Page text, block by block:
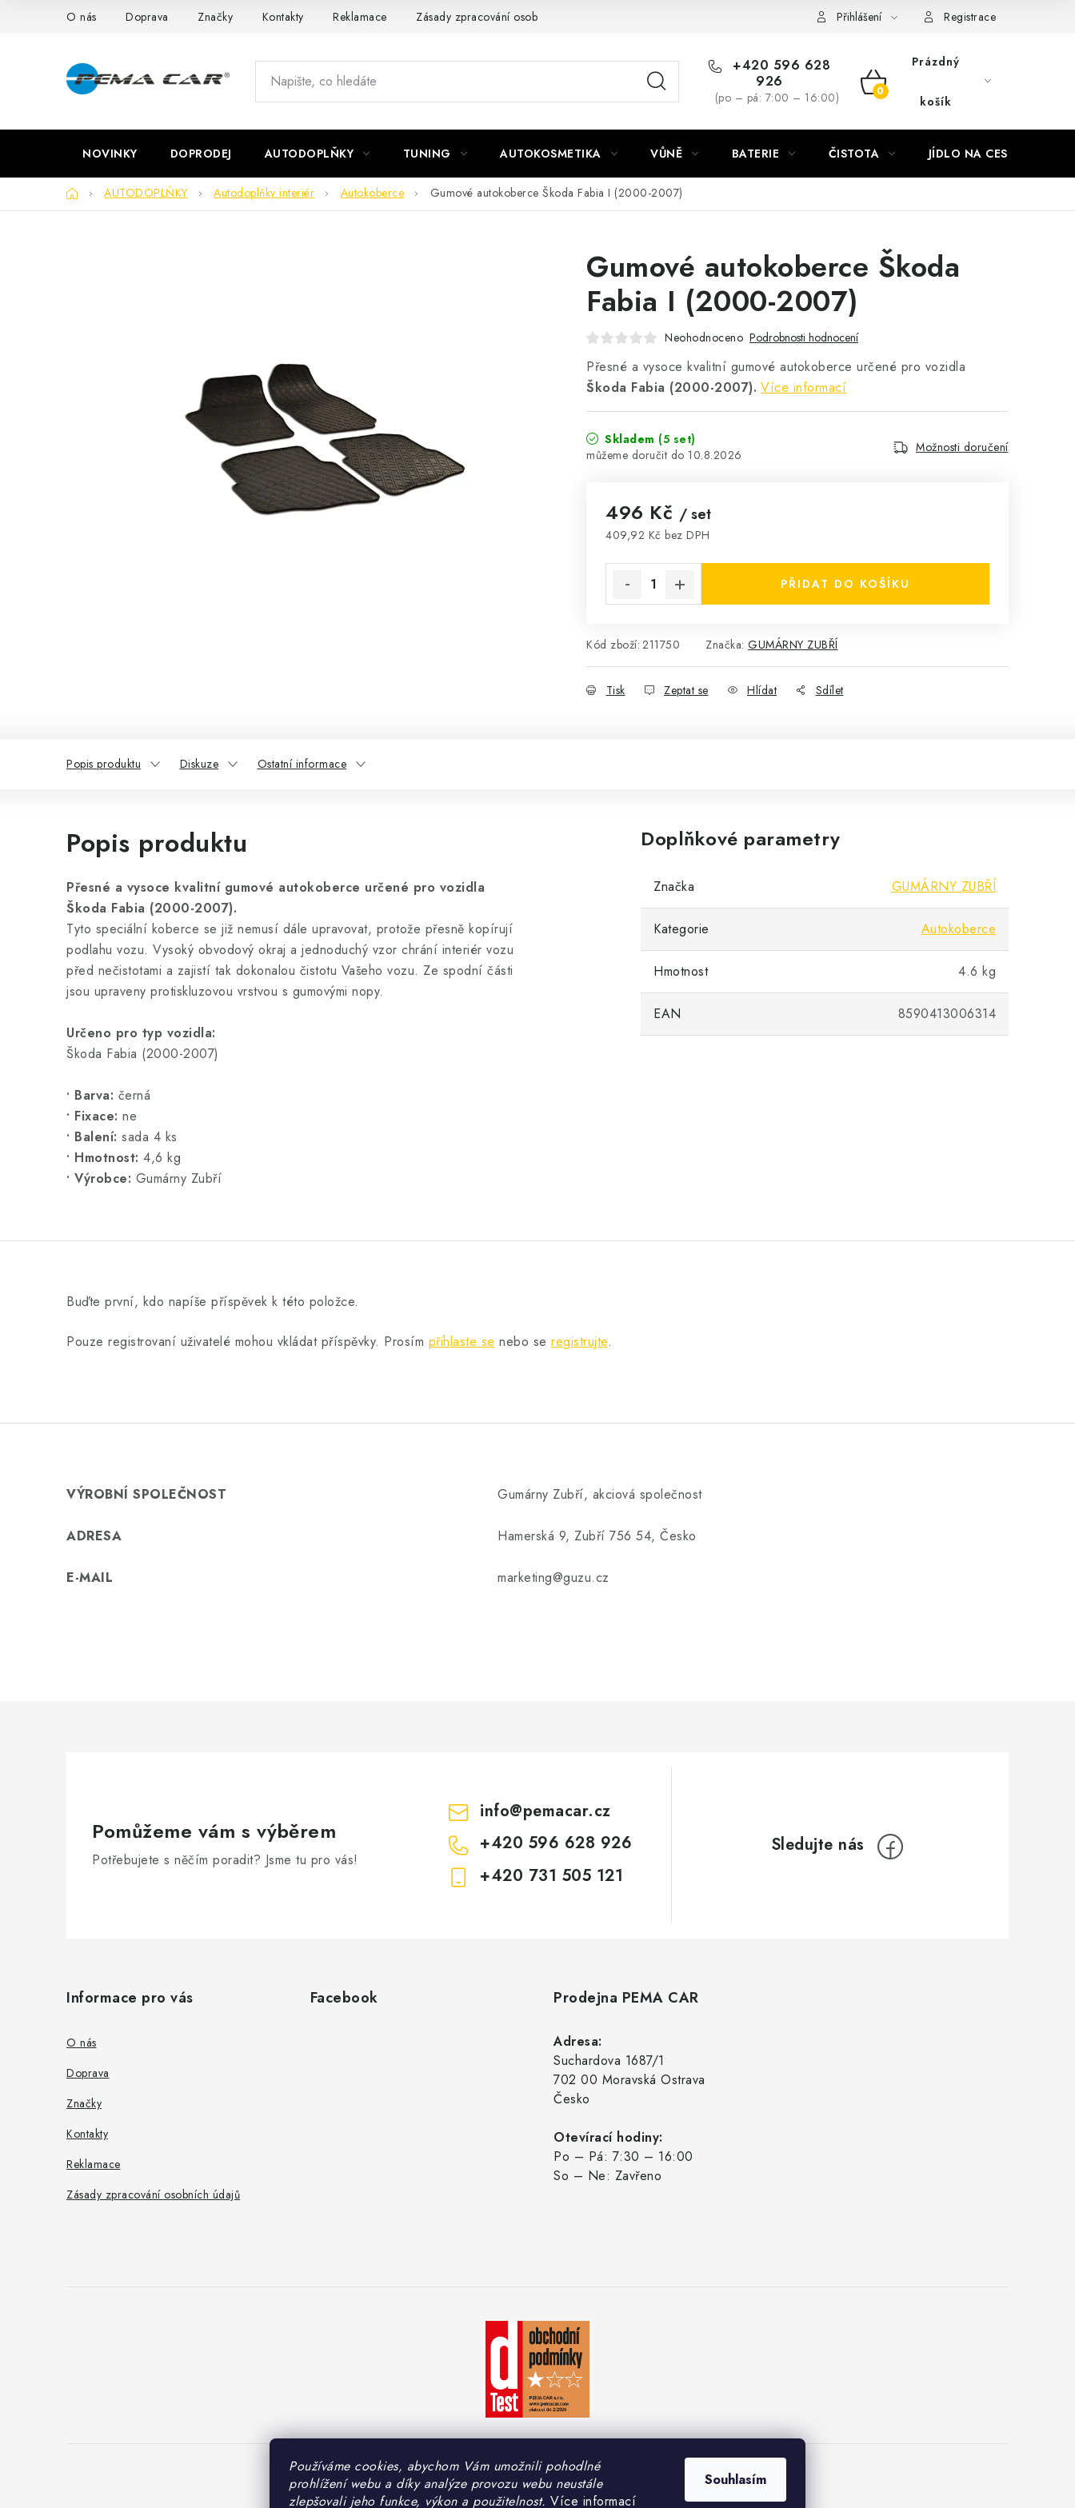
Používáme cookies, abychom Vám umožnili pohodlné
prohlížení webu a díky analýze provozu webu neustále
zlepšovali jeho funkce, výkon a použitelnost. Více informací
Souhlasím
O nás Doprava Značky Kontakty Reklamace Zásady zpracování osobních údajů Přihlášení Registrace
+420 596 628
926
(po – pá: 7:00 – 16:00)
NÁKUPNÍ
Prázdný
košík
NOVINKY DOPRODEJ AUTODOPLŇKY TUNING AUTOKOSMETIKA VŮNĚ BATERIE ČISTOTA JÍDLO NA CESTU
DomůAUTODOPLŇKY Autodoplňky interiér Autokoberce Gumové autokoberce Škoda Fabia I (2000-2007)
Gumové autokoberce Škoda
Fabia I (2000-2007)
Neohodnoceno Podrobnosti hodnocení
Přesné a vysoce kvalitní gumové autokoberce určené pro vozidla
Škoda Fabia (2000-2007). Více informací
Skladem (5 set)
10.8.2026
Možnosti doručení
496 Kč / set
409,92 Kč bez DPH
PŘIDAT DO KOŠÍKU
Kód zboží: 211750 Značka: GUMÁRNY ZUBŘÍ
Tisk Zeptat se Hlídat Sdílet
Popis produktu Diskuze Ostatní informace
Popis produktu
Přesné a vysoce kvalitní gumové autokoberce určené pro vozidla
Škoda Fabia (2000-2007).
Tyto speciální koberce se již nemusí dále upravovat, protože přesně kopírují
podlahu vozu. Vysoký obvodový okraj a jednoduchý vzor chrání interiér vozu
před nečistotami a zajistí tak dokonalou čistotu Vašeho vozu. Ze spodní části
jsou upraveny protiskluzovou vrstvou s gumovými nopy.
Určeno pro typ vozidla:
Škoda Fabia (2000-2007)
• Barva: černá
• Fixace: ne
• Balení: sada 4 ks
• Hmotnost: 4,6 kg
• Výrobce: Gumárny Zubří
Doplňkové parametry
Značka GUMÁRNY ZUBŘÍ
Kategorie Autokoberce
Hmotnost 4.6 kg
EAN 8590413006314
Buďte první, kdo napíše příspěvek k této položce.
Pouze registrovaní uživatelé mohou vkládat příspěvky. Prosím přihlaste se nebo se registrujte.
VÝROBNÍ SPOLEČNOST Gumárny Zubří, akciová společnost
ADRESA Hamerská 9, Zubří 756 54, Česko
E-MAIL marketing@guzu.cz
Pomůžeme vám s výběrem
Potřebujete s něčím poradit? Jsme tu pro vás!
info@pemacar.cz
+420 596 628 926
+420 731 505 121
Informace pro vás
O nás
Doprava
Značky
Kontakty
Reklamace
Zásady zpracování osobních údajů
Facebook Prodejna PEMA CAR
Adresa:
Suchardova 1687/1
702 00 Moravská Ostrava
Česko
Otevírací hodiny:
Po – Pá: 7:30 – 16:00
So – Ne: Zavřeno
Vytvořil Shoptet
Copyright 2026PEMA CAR s.r.o.. Všechna práva vyhrazena. Upravit nastavení cookies